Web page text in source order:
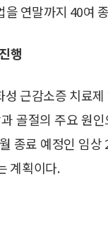
연말까지 40여
행
근감소증 치료제
골절의 주요 원
종료 예정인 임
계획이다.